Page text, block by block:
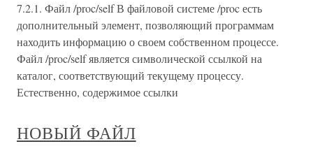
7.2.1. Файл /proc/self В файловой системе /proc есть
дополнительный элемент, позволяющий программам
находить информацию о своем собственном процессе.
Файл /proc/self является символической ссылкой на
каталог, соответствующий текущему процессу.
Естественно, содержимое ссылки
НОВЫЙ ФАЙЛ